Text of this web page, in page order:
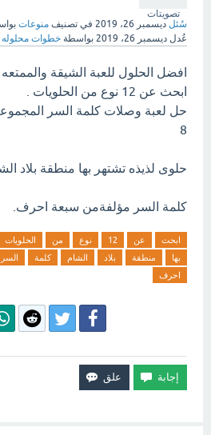
تصويتات
سُئل ديسمبر 26، 2019 في تصنيف منوعات
عُدل ديسمبر 26، 2019 بواسطة خطوات محلوله
افضل الحلول للعبة الشيقة
ابحث عن 12 نوع من الحلويات .
حل لعبة وصلات كلمة السر
8
حلوى لذيذه تشتهر بها منطقة بلاد
كلمة السر مؤلفةمن سبعة احرف.
ابحث عن 12 نوع من الحلويات
بها
منطقة بلاد الشام كلمة السر
احرف